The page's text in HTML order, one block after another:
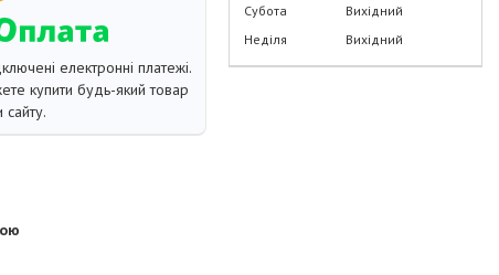
електронні платежі.
купити будь-який товар
Субота
Вихідний
Неділя
Вихідний